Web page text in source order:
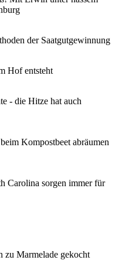
der Saatgutgewinnung
Hof entsteht
- die Hitze hat auch
Kompostbeet abräumen
Carolina sorgen immer für
zu Marmelade gekocht